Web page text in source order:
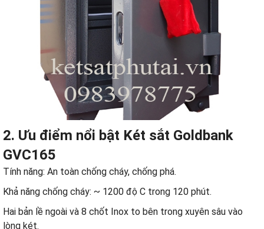
2. Ưu điểm nổi bật Két sắt Goldbank
GVC165
Tính năng: An toàn chống cháy, chống phá.
Khả năng chống cháy: ~ 1200 độ C trong 120 phút.
Hai bản lề ngoài và 8 chốt Inox to bên trong xuyên sâu vào
lòng két.